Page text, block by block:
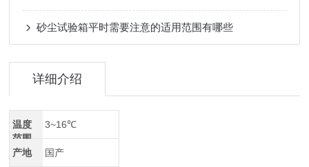
砂尘试验箱平时需要注意的适用范围有哪些
详细介绍
温度
范围
3~16℃
产地 国产